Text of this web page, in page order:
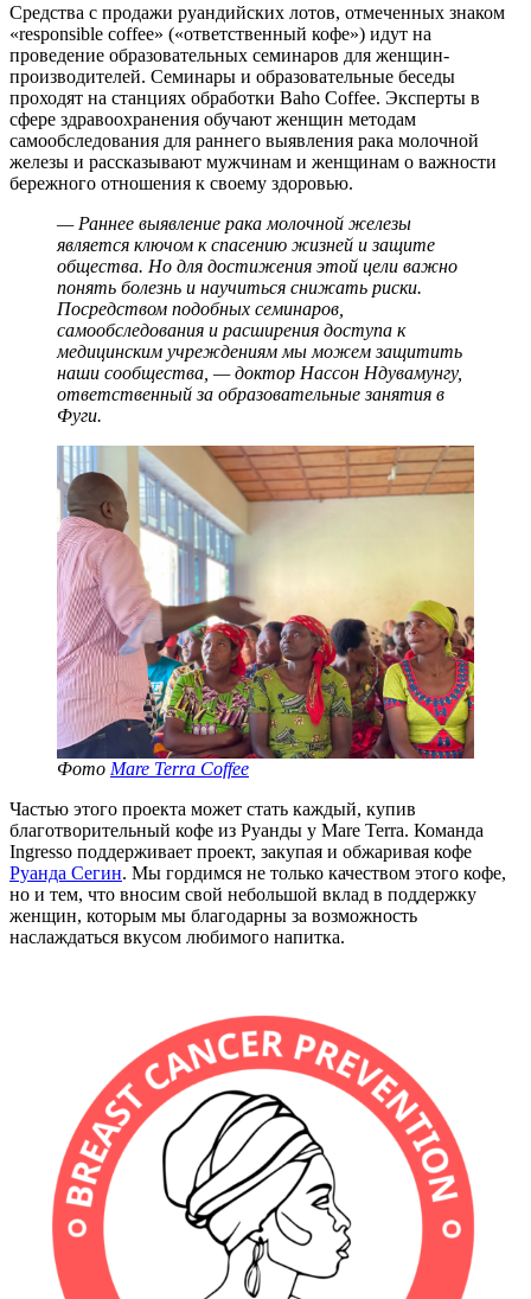
Средства с продажи руандийских лотов, отмеченных знаком
«responsible coffee» («ответственный кофе») идут на
проведение образовательных семинаров для женщин-
производителей. Семинары и образовательные беседы
проходят на станциях обработки Baho Coffee. Эксперты в
сфере здравоохранения обучают женщин методам
самообследования для раннего выявления рака молочной
железы и рассказывают мужчинам и женщинам о важности
бережного отношения к своему здоровью.
— Раннее выявление рака молочной железы
является ключом к спасению жизней и защите
общества. Но для достижения этой цели важно
понять болезнь и научиться снижать риски.
Посредством подобных семинаров,
самообследования и расширения доступа к
медицинским учреждениям мы можем защитить
наши сообщества, — доктор Нассон Ндувамунгу,
ответственный за образовательные занятия в
Фуги.
Фото Mare Terra Coffee
Частью этого проекта может стать каждый, купив
благотворительный кофе из Руанды у Mare Terra. Команда
Ingresso поддерживает проект, закупая и обжаривая кофе
Руанда Сегин. Мы гордимся не только качеством этого кофе,
но и тем, что вносим свой небольшой вклад в поддержку
женщин, которым мы благодарны за возможность
наслаждаться вкусом любимого напитка.